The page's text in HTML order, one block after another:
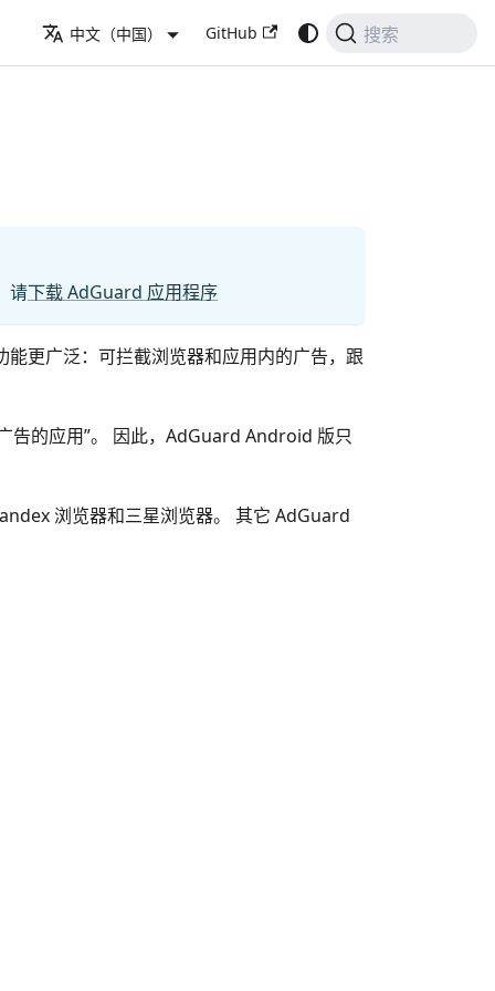
中文（中国） GitHub 搜索
请下载 AdGuard 应用程序
更广泛：可拦截浏览器和应用内的广告，跟
告的应用”。 因此，AdGuard Android 版只
浏览器和三星浏览器。 其它 AdGuard